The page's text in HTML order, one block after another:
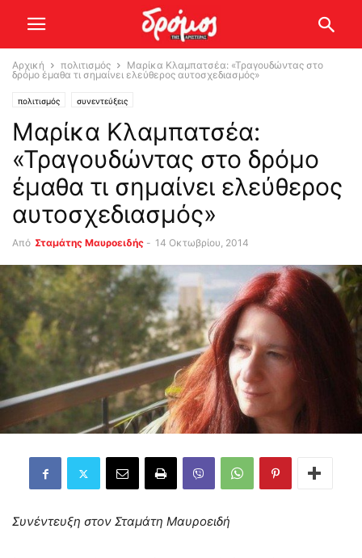
Αρχική πολιτισμός
Μαρίκα Κλαμπατσέα: «Τραγουδώντας στο
δρόμο έμαθα τι σημαίνει ελεύθερος αυτοσχεδιασμός»
πολιτισμός συνεντεύξεις
Μαρίκα Κλαμπατσέα:
«Τραγουδώντας στο δρόμο
έμαθα τι σημαίνει ελεύθερος
αυτοσχεδιασμός»
Από Σταμάτης Μαυροειδής - 14 Οκτωβρίου, 2014
Συνέντευξη στον Σταμάτη Μαυροειδή